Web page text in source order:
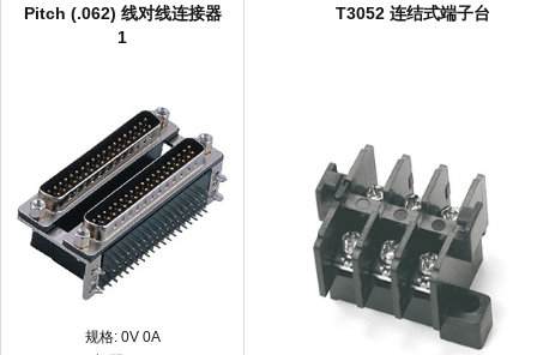
Pitch (.062) 线对线连接器
1
规格: 0V 0A
T3052 连结式端子台